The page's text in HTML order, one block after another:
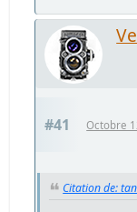
#41 Octobre
Citation de: